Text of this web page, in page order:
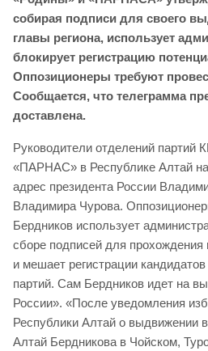
собирая подписи для своего
главы региона, использует
блокирует регистрацию
Оппозиционеры требуют
Сообщается, что телеграмма
доставлена.
Руководители отделений партий
«ПАРНАС» в Республике Алтай
адрес президента России
Владимира Чурова.
Бердников использует
сборе подписей для
и мешает регистрации
партий. Сам Бердников идет на
России». «После уведомления
Республики Алтай о выдвижении
Алтай Бердникова в Чойском,